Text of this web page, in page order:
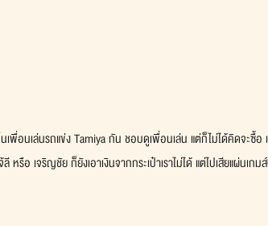
พื่อนเล่นรถแข่ง Tamiya กัน ชอบดูเพื่อนเล่น แต่ก็ไม่ได้คิดจะซื้อ
หรือ เจริญชัย ก็ยังเอาเงินจากกระเป๋าเราไม่ได้ แต่ไปเสียแผ่นเก